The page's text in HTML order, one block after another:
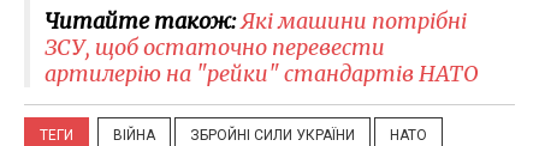
Читайте також:Які машини потрібні
ЗСУ, щоб остаточно перевести
артилерію на "рейки" стандартів НАТО
ТЕГИ ВІЙНА ЗБРОЙНІ СИЛИ УКРАЇНИ НАТО